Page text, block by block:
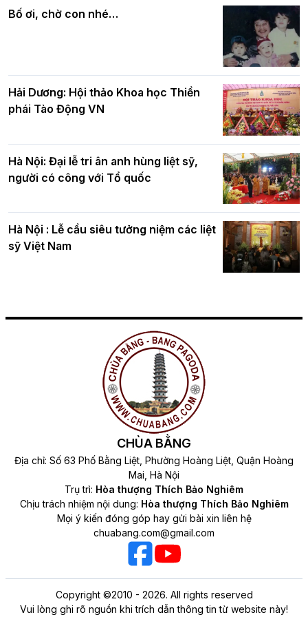
nhân mùa Phật đản PL.2570
quả
Bố ơi, chờ con nhé…
Hải Dương: Hội thảo Khoa học Thiền
phái Tào Động VN
Hà Nội: Đại lễ tri ân anh hùng liệt sỹ,
người có công với Tổ quốc
Hà Nội : Lễ cầu siêu tưởng niệm các liệt
sỹ Việt Nam
CHÙA BẰNG
Địa chỉ: Số 63 Phố Bằng Liệt, Phường Hoàng Liệt, Quận Hoàng
Mai, Hà Nội
Trụ trì: Hòa thượng Thích Bảo Nghiêm
Chịu trách nhiệm nội dung: Hòa thượng Thích Bảo Nghiêm
Mọi ý kiến đóng góp hay gửi bài xin liên hệ
chuabang.com@gmail.com
Copyright ©2010 - 2026. All rights reserved
Vui lòng ghi rõ nguồn khi trích dẫn thông tin từ website này!